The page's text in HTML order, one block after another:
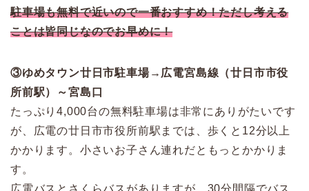
駐車場も無料で近いので一番おすすめ！ただし考える
ことは皆同じなのでお早めに！
③ゆめタウン廿日市駐車場→広電宮島線（廿日市市役
所前駅）～宮島口
たっぷり4,000台の無料駐車場は非常にありがたいです
が、広電の廿日市市役所前駅までは、歩くと12分以上
かかります。小さいお子さん連れだともっとかかりま
す。